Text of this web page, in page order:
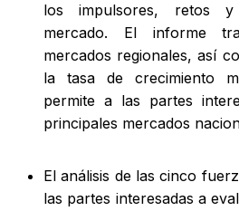
los impulsores, retos y
mercado. El informe
mercados regionales, así
la tasa de crecimiento
permite a las partes
principales mercados
El análisis de las cinco
las partes interesadas a